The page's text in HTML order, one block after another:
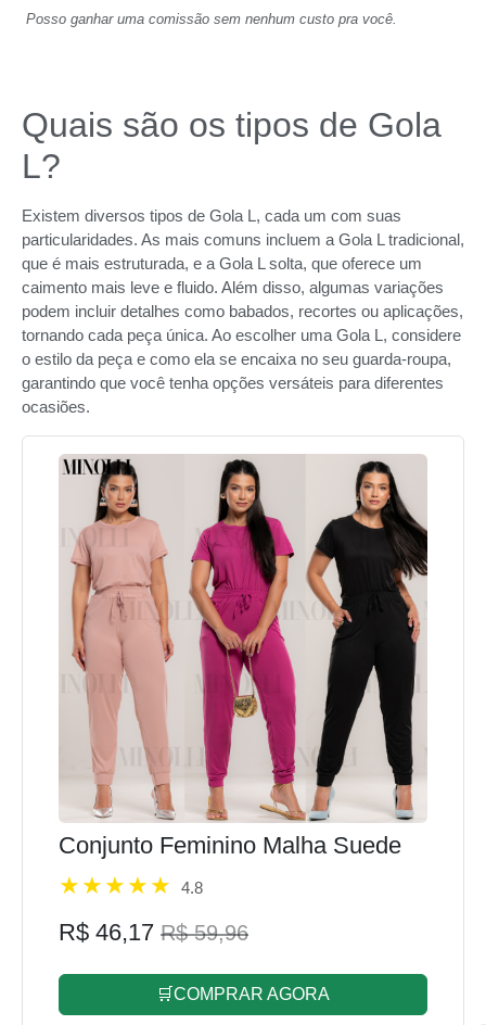
Posso ganhar uma comissão sem nenhum custo pra você.
Quais são os tipos de Gola
L?
Existem diversos tipos de Gola L, cada um com suas
particularidades. As mais comuns incluem a Gola L tradicional,
que é mais estruturada, e a Gola L solta, que oferece um
caimento mais leve e fluido. Além disso, algumas variações
podem incluir detalhes como babados, recortes ou aplicações,
tornando cada peça única. Ao escolher uma Gola L, considere
o estilo da peça e como ela se encaixa no seu guarda-roupa,
garantindo que você tenha opções versáteis para diferentes
ocasiões.
Conjunto Feminino Malha Suede
4.8
R$ 46,17 R$ 59,96
🛒COMPRAR AGORA